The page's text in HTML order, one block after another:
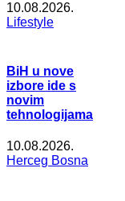
10.08.2026.
Lifestyle
BiH u nove
izbore ide s
novim
tehnologijama
10.08.2026.
Herceg Bosna